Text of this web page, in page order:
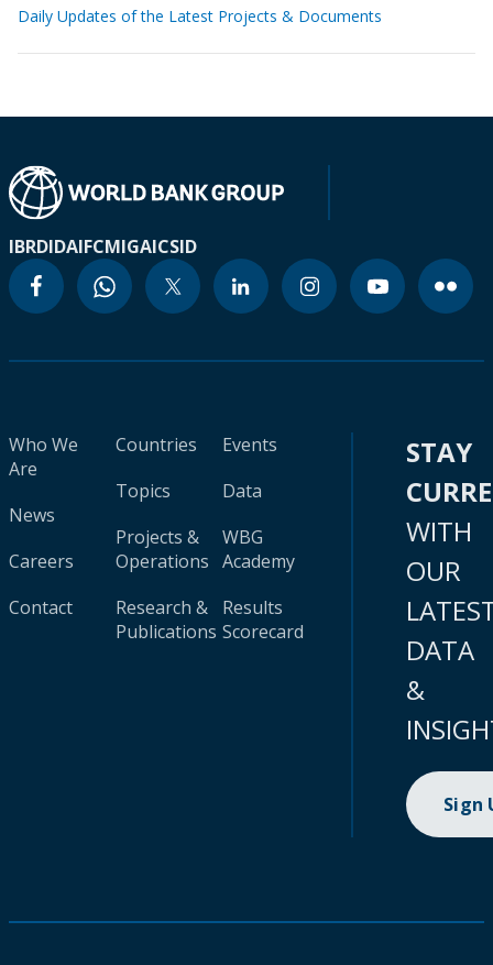
Daily Updates of the Latest Projects & Documents
IBRDIDAIFCMIGAICSID
Who We
Are
News
Careers
Contact
Countries
Topics
Projects &
Operations
Research &
Publications
Events
Data
WBG
Academy
Results
Scorecard
STAY
WITH
OUR
DATA
&
Sign